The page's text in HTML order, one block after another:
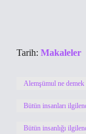
Tarih: Makaleler
Alemşümul ne demek
Bütün insanları
Bütün insanlığı